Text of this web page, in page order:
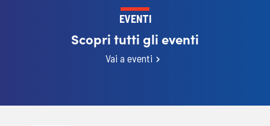
EVENTI
Scopri tutti gli eventi
Vai a eventi